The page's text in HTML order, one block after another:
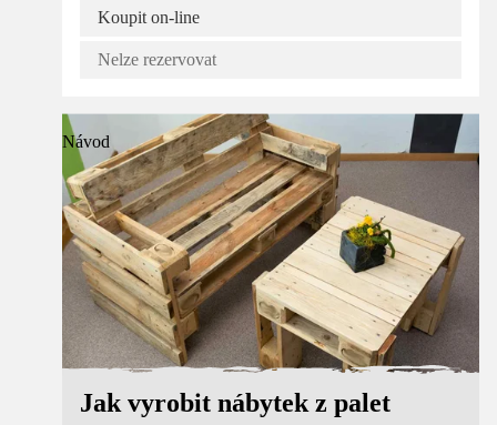
Koupit on-line
Nelze rezervovat
Návod
Jak vyrobit nábytek z palet